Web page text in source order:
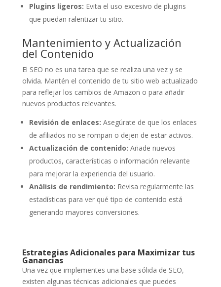
Plugins ligeros: Evita el uso excesivo de plugins
que puedan ralentizar tu sitio.
Mantenimiento y Actualización
del Contenido
El SEO no es una tarea que se realiza una vez y se
olvida. Mantén el contenido de tu sitio web actualizado
para reflejar los cambios de Amazon o para añadir
nuevos productos relevantes.
Revisión de enlaces: Asegúrate de que los enlaces
de afiliados no se rompan o dejen de estar activos.
Actualización de contenido: Añade nuevos
productos, características o información relevante
para mejorar la experiencia del usuario.
Análisis de rendimiento: Revisa regularmente las
estadísticas para ver qué tipo de contenido está
generando mayores conversiones.
Estrategias Adicionales para Maximizar tus
Ganancias
Una vez que implementes una base sólida de SEO,
existen algunas técnicas adicionales que puedes